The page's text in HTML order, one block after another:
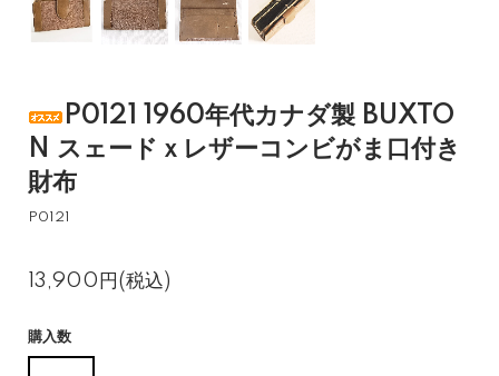
P0121 1960年代カナダ製 BUXTO
N スェードｘレザーコンビがま口付き
財布
P0121
13,900円(税込)
購入数